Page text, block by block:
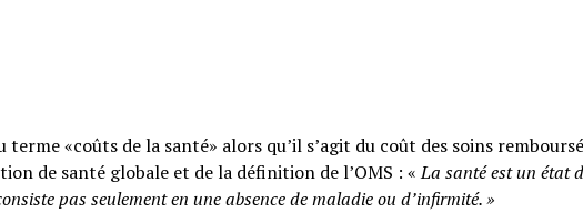
terme «coûts de la santé» alors qu’il s’agit du coût des soins
de santé globale et de la définition de l’OMS : «La santé est un état
pas seulement en une absence de maladie ou d’infirmité.»